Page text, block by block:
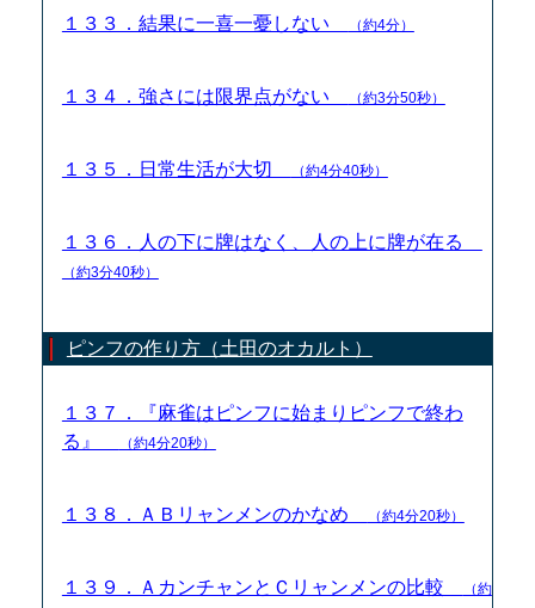
１３３．結果に一喜一憂しない （約4分）
１３４．強さには限界点がない （約3分50秒）
１３５．日常生活が大切 （約4分40秒）
１３６．人の下に牌はなく、人の上に牌が在る
（約3分40秒）
ピンフの作り方（土田のオカルト）
１３７．『麻雀はピンフに始まりピンフで終わ
る』
（約4分20秒）
１３８．ＡＢリャンメンのかなめ （約4分20秒）
１３９．ＡカンチャンとＣリャンメンの比較
（約